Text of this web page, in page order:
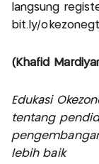
langsung
bit.ly/
(Khafid
Edukasi
tentang
lebih baik